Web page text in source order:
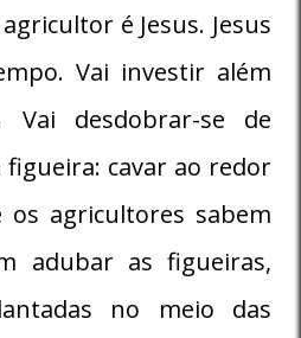
é Jesus. Jesus
Vai investir além
Vai desdobrar-se de
figueira: cavar ao redor
os agricultores sabem
adubar as figueiras,
no meio das